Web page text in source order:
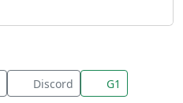
Discord G1